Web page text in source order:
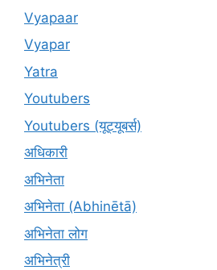
Vyapaar
Vyapar
Yatra
Youtubers
Youtubers (यूट्यूबर्स)
अधिकारी
अभिनेता
अभिनेता (Abhinētā)
अभिनेता लोग
अभिनेत्री